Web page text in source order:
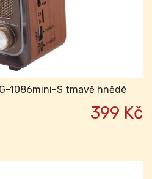
1086mini-S tmavě hnědé
399 Kč